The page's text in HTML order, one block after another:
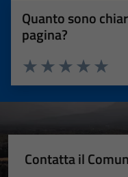
Quanto sono
pagina?
Valuta
Valuta 4
Valuta 3 stelle
Valuta 2 stelle su 5
Valuta 1 stelle su 5
Contatta il